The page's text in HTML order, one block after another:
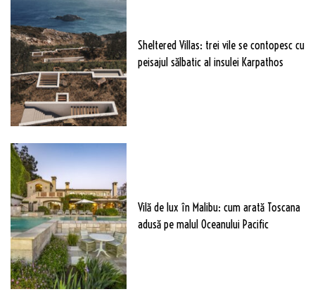
Sheltered Villas: trei vile se contopesc cu
peisajul sălbatic al insulei Karpathos
Vilă de lux în Malibu: cum arată Toscana
adusă pe malul Oceanului Pacific